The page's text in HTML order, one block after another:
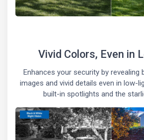
Vivid Colors, Even in
Enhances your security by revealing
images and vivid details even in low-
built-in spotlights and the